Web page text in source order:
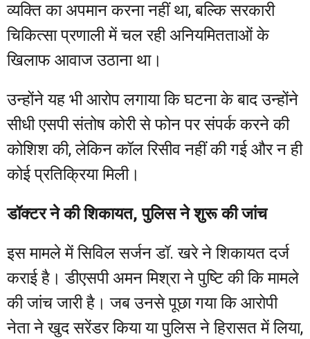
व्यक्ति का अपमान करना नहीं था, बल्कि सरकारी
चिकित्सा प्रणाली में चल रही अनियमितताओं के
खिलाफ आवाज उठाना था।
उन्होंने यह भी आरोप लगाया कि घटना के बाद उन्होंने
सीधी एसपी संतोष कोरी से फोन पर संपर्क करने की
कोशिश की, लेकिन कॉल रिसीव नहीं की गई और न ही
कोई प्रतिक्रिया मिली।
डॉक्टर ने की शिकायत, पुलिस ने शुरू की जांच
इस मामले में सिविल सर्जन डॉ. खरे ने शिकायत दर्ज
कराई है। डीएसपी अमन मिश्रा ने पुष्टि की कि मामले
की जांच जारी है। जब उनसे पूछा गया कि आरोपी
नेता ने खुद सरेंडर किया या पुलिस ने हिरासत में लिया,